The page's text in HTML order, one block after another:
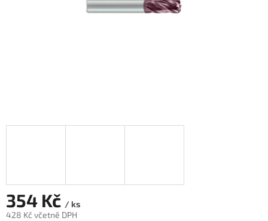
354 Kč / ks
428 Kč včetně DPH